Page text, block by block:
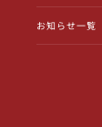
お知らせ一覧